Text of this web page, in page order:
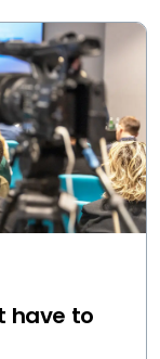
have to